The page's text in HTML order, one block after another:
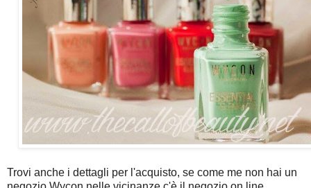
Trovi anche i dettagli per l'acquisto, se come me non hai un